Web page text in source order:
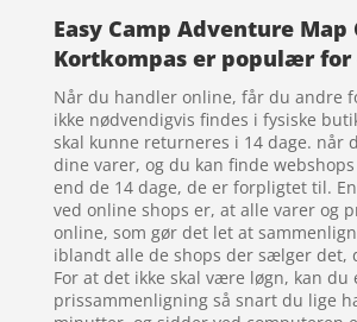
Easy Camp Adventure Map
Kortkompas er populær
Når du handler online, får du andre
ikke nødvendigvis findes i fysiske
skal kunne returneres i 14 dage. når
dine varer, og du kan finde
end de 14 dage, de er forpligtet til.
ved online shops er, at alle varer og
online, som gør det let at
iblandt alle de shops der sælger det,
For at det ikke skal være løgn, kan du
prissammenligning så snart du lige